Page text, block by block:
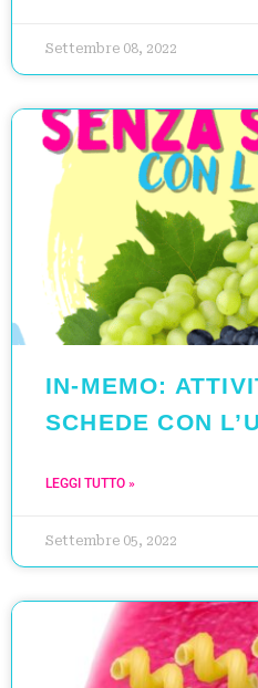
Settembre 08, 2022
IN-MEMO:
SCHEDE CON
LEGGI TUTTO »
Settembre 05, 2022